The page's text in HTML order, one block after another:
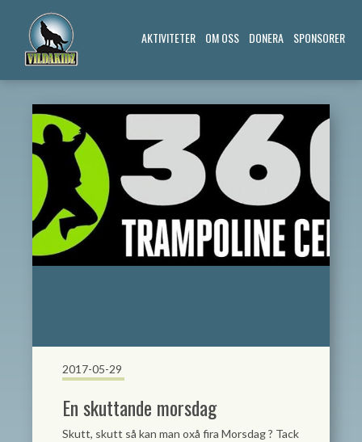
AKTIVITETER OM OSS DONERA SPONSORER
2017-05-29
En skuttande morsdag
Skutt, skutt så kan man oxå fira Morsdag? Tack